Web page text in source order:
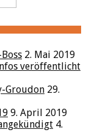
2. Mai 2019
veröffentlicht
Groudon 29.
9. April 2019
4.